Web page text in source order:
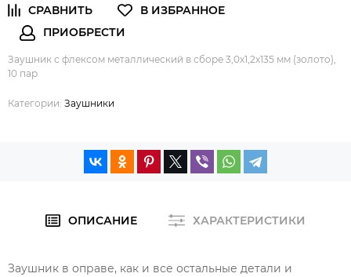
Заушник с флексом металлический в сборе 3,0х1,2х135 мм (золото),
10 пар
Категории: Заушники
ОПИСАНИЕ ХАРАКТЕРИСТИКИ
Заушник в оправе, как и все остальные детали и